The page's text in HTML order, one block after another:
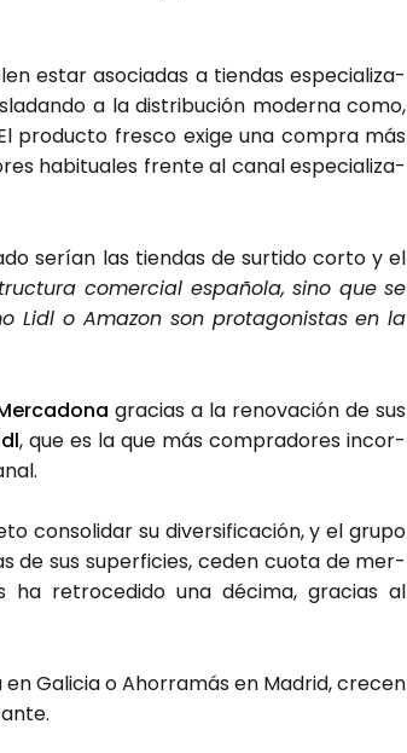
estar aso­cia­das a tien­das espe­cia­li­za­
a la dis­tri­bu­ción moder­na como,
pro­duc­to fres­co exi­ge una com­pra más
habi­tua­les fren­te al canal espe­cia­li­za­
serían las tien­das de sur­ti­do cor­to y el
comer­cial espa­ño­la, sino que se
Lidl o Ama­zon son pro­ta­go­nis­tas en la
gra­cias a la reno­va­ción de sus
, que es la que más com­pra­do­res incor­
con­so­li­dar su diver­si­fi­ca­ción, y el gru­po
de sus super­fi­cies, ceden cuo­ta de mer­
ha retro­ce­di­do una déci­ma, gra­cias al
Gali­cia o Aho­rra­más en Madrid, cre­cen